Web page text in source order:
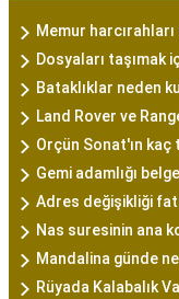
Memur
Dosyaları taşımak
Bataklıklar neden
Land Rover ve
Orçün Sonat'ın kaç
Gemi adamlığı
Adres değişikliği
Nas suresinin ana
Mandalina günde
Rüyada Kalabalık